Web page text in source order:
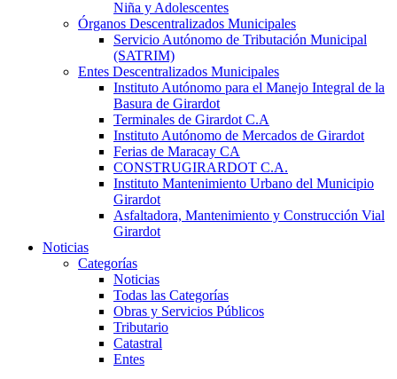
Niña y Adolescentes
Órganos Descentralizados Municipales
Servicio Autónomo de Tributación Municipal
(SATRIM)
Entes Descentralizados Municipales
Instituto Autónomo para el Manejo Integral de la
Basura de Girardot
Terminales de Girardot C.A
Instituto Autónomo de Mercados de Girardot
Ferias de Maracay CA
CONSTRUGIRARDOT C.A.
Instituto Mantenimiento Urbano del Municipio
Girardot
Asfaltadora, Mantenimiento y Construcción Vial
Girardot
Noticias
Categorías
Noticias
Todas las Categorías
Obras y Servicios Públicos
Tributario
Catastral
Entes